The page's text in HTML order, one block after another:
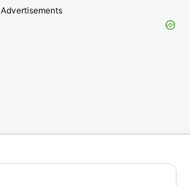
Advertisements